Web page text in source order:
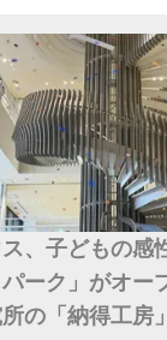
、子どもの感
パーク」がオー
の「納得工房